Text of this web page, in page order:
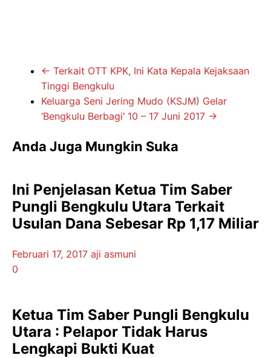
← Terkait OTT KPK, Ini Kata Kepala Kejaksaan
Tinggi Bengkulu
Keluarga Seni Jering Mudo (KSJM) Gelar
‘Bengkulu Berbagi’ 10 – 17 Juni 2017 →
Anda Juga Mungkin Suka
Ini Penjelasan Ketua Tim Saber
Pungli Bengkulu Utara Terkait
Usulan Dana Sebesar Rp 1,17 Miliar
Februari 17, 2017 aji asmuni
0
Ketua Tim Saber Pungli Bengkulu
Utara : Pelapor Tidak Harus
Lengkapi Bukti Kuat